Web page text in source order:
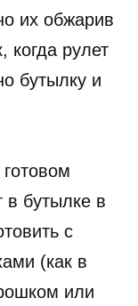
их обжарив
когда рулет
бутылку и
в бутылке в
с
(как в
или